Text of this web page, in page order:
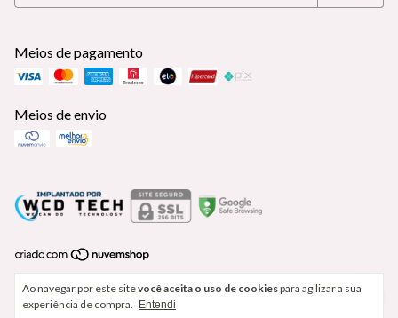
Ao navegar por este sitevocê aceita o uso de cookiespara agilizar a sua
experiência de compra.
Entendi
Meios de pagamento
Meios de envio
direitos reservados.